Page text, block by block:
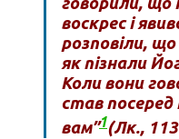
воскрес і
розповіли, що
як пізнали
Коли вони
став посеред
вам”1(Лк.,